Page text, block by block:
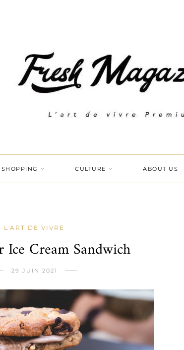
SHOPPING CULTURE ABOUT US
L'ART DE VIVRE
Ice Cream Sandwich
29 JUIN 2021